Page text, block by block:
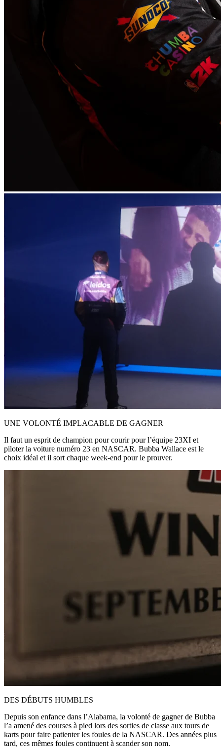
UNE VOLONTÉ IMPLACABLE DE GAGNER
Il faut un esprit de champion pour courir pour l’équipe 23XI et
piloter la voiture numéro 23 en NASCAR. Bubba Wallace est le
choix idéal et il sort chaque week-end pour le prouver.
DES DÉBUTS HUMBLES
Depuis son enfance dans l’Alabama, la volonté de gagner de Bubba
l’a amené des courses à pied lors des sorties de classe aux tours de
karts pour faire patienter les foules de la NASCAR. Des années plus
tard, ces mêmes foules continuent à scander son nom.